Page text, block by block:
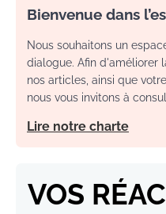
Bienvenue dans
Nous souhaitons un
dialogue. Afin d'améliorer
nos articles, ainsi que
nous vous invitons à
Lire notre charte
VOS